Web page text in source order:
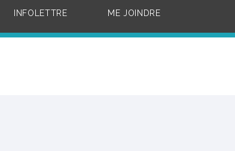
INFOLETTRE ME JOINDRE